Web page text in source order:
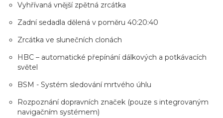
Vyhřívaná vnější zpětná zrcátka
Zadní sedadla dělená v poměru 40:20:40
Zrcátka ve slunečních clonách
HBC – automatické přepínání dálkových a potkávacích
světel
BSM - Systém sledování mrtvého úhlu
Rozpoznání dopravních značek (pouze s integrovaným
navigačním systémem)